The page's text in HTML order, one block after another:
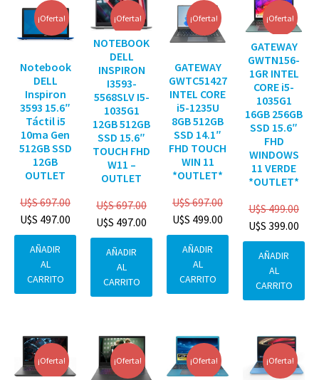
¡Oferta!
Notebook
DELL
Inspiron
3593 15.6″
Táctil i5
10ma Gen
512GB SSD
12GB
OUTLET
U$S697.00
U$S 497.00
AÑADIR
AL
CARRITO
¡Oferta!
NOTEBOOK
DELL
INSPIRON
I3593-
5568SLV I5-
1035G1
12GB 512GB
SSD 15.6″
TOUCH FHD
W11 –
OUTLET
U$S697.00
U$S 497.00
AÑADIR
AL
CARRITO
¡Oferta!
GATEWAY
GWTC51427
INTEL CORE
i5-1235U
8GB 512GB
SSD 14.1″
FHD TOUCH
WIN 11
*OUTLET*
U$S697.00
U$S 499.00
AÑADIR
AL
CARRITO
¡Oferta!
GATEWAY
GWTN156-
1GR INTEL
CORE i5-
1035G1
16GB 256GB
SSD 15.6″
FHD
WINDOWS
11 VERDE
*OUTLET*
U$S499.00
U$S 399.00
AÑADIR
AL
CARRITO
¡Oferta! ¡Oferta! ¡Oferta! ¡Oferta!